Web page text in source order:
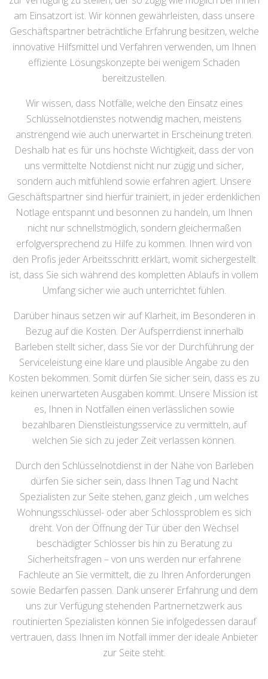
am Einsatzort ist. Wir können gewährleisten, dass unsere
Geschäftspartner beträchtliche Erfahrung besitzen, welche
innovative Hilfsmittel und Verfahren verwenden, um Ihnen
effiziente Lösungskonzepte bei wenigem Schaden
bereitzustellen.
Wir wissen, dass Notfälle, welche den Einsatz eines
Schlüsselnotdienstes notwendig machen, meistens
anstrengend wie auch unerwartet in Erscheinung treten.
Deshalb hat es für uns höchste Wichtigkeit, dass der von
uns vermittelte Notdienst nicht nur zügig und sicher,
sondern auch mitfühlend sowie erfahren agiert. Unsere
Geschäftspartner sind hierfür trainiert, in jeder erdenklichen
Notlage entspannt und besonnen zu handeln, um Ihnen
nicht nur schnellstmöglich, sondern gleichermaßen
erfolgversprechend zu Hilfe zu kommen. Ihnen wird von
den Profis jeder Arbeitsschritt erklärt, womit sichergestellt
ist, dass Sie sich während des kompletten Ablaufs in vollem
Umfang sicher wie auch unterrichtet fühlen.
Darüber hinaus setzen wir auf Klarheit, im Besonderen in
Bezug auf die Kosten. Der Aufsperrdienst innerhalb
Barleben stellt sicher, dass Sie vor der Durchführung der
Serviceleistung eine klare und plausible Angabe zu den
Kosten bekommen. Somit dürfen Sie sicher sein, dass es zu
keinen unerwarteten Ausgaben kommt. Unsere Mission ist
es, Ihnen in Notfällen einen verlässlichen sowie
bezahlbaren Dienstleistungsservice zu vermitteln, auf
welchen Sie sich zu jeder Zeit verlassen können.
Durch den Schlüsselnotdienst in der Nähe von Barleben
dürfen Sie sicher sein, dass Ihnen Tag und Nacht
Spezialisten zur Seite stehen, ganz gleich , um welches
Wohnungsschlüssel- oder aber Schlossproblem es sich
dreht. Von der Öffnung der Tür über den Wechsel
beschädigter Schlösser bis hin zu Beratung zu
Sicherheitsfragen – von uns werden nur erfahrene
Fachleute an Sie vermittelt, die zu Ihren Anforderungen
sowie Bedarfen passen. Dank unserer Erfahrung und dem
uns zur Verfügung stehenden Partnernetzwerk aus
routinierten Spezialisten können Sie infolgedessen darauf
vertrauen, dass Ihnen im Notfall immer der ideale Anbieter
zur Seite steht.